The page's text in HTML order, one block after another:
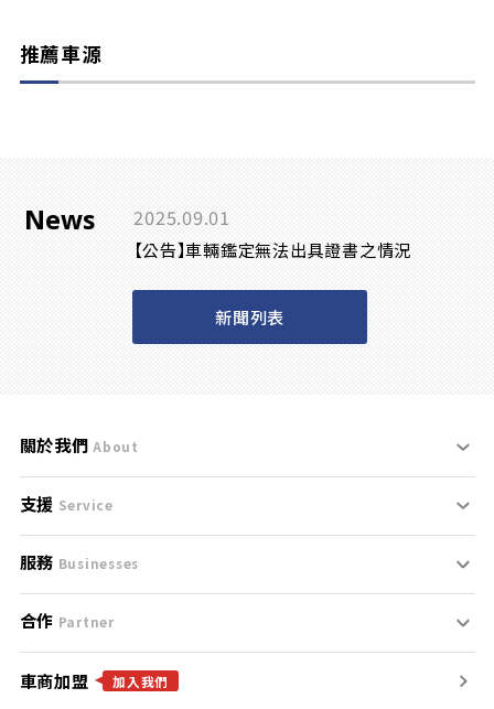
推薦車源
News 2025.09.01
【公告】車輛鑑定無法出具證書之情況
新聞列表
關於我們 About
刊登規範
服務條款
免責聲明
隱私權政策
支援 Service
支援中心
聯絡我們
服務 Businesses
什麼是Goo鑑定？
找好車
合作 Partner
合作夥伴
車商加盟 加入我們